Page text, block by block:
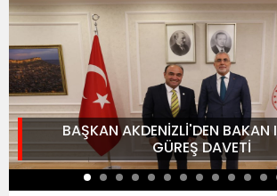
BAŞKAN AKDENİZLİ'DEN BAKAN
GÜREŞ DAVETİ